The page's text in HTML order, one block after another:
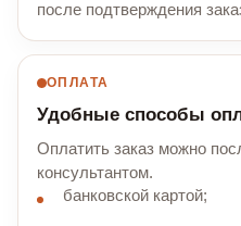
после подтверждения
ОПЛАТА
Удобные способы
Оплатить заказ можно
консультантом.
банковской картой;